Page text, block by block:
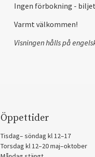
Ingen förbokning -
Varmt välkommen!
Visningen hålls på
Öppettider
Tisdag– söndag kl 12–17
Torsdag kl 12–20 maj–oktober